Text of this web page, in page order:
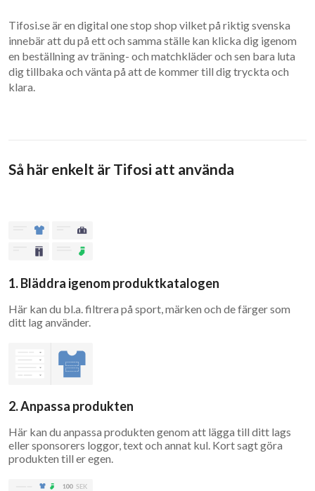
Tifosi.se är en digital one stop shop vilket på riktig svenska
innebär att du på ett och samma ställe kan klicka dig igenom
en beställning av träning- och matchkläder och sen bara luta
dig tillbaka och vänta på att de kommer till dig tryckta och
klara.
Så här enkelt är Tifosi att använda
1. Bläddra igenom produktkatalogen
Här kan du bl.a. filtrera på sport, märken och de färger som
ditt lag använder.
2. Anpassa produkten
Här kan du anpassa produkten genom att lägga till ditt lags
eller sponsorers loggor, text och annat kul. Kort sagt göra
produkten till er egen.